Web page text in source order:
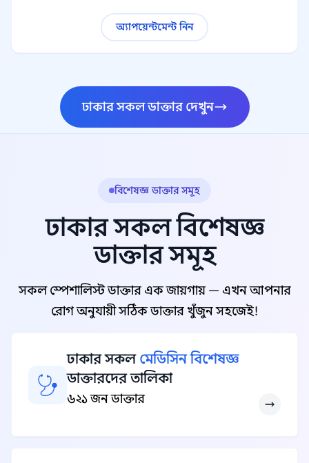
অ্যাপয়েন্টমেন্ট নিন
ঢাকার সকল ডাক্তার দেখুন
বিশেষজ্ঞ ডাক্তার সমূহ
ঢাকার সকল বিশেষজ্ঞ
ডাক্তার সমূহ
সকল স্পেশালিস্ট ডাক্তার এক জায়গায় — এখন আপনার
রোগ অনুযায়ী সঠিক ডাক্তার খুঁজুন সহজেই!
ঢাকার সকল মেডিসিন বিশেষজ্ঞ
ডাক্তারদের তালিকা
৬২১ জন ডাক্তার